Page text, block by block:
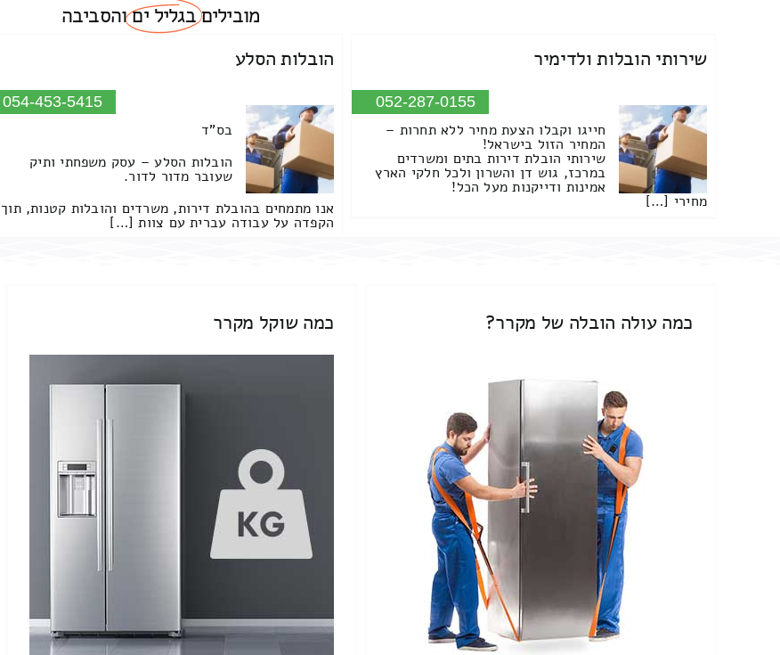
מוביליםבגליל יםוהסביבה
שירותי הובלות ולדימיר
052-287-0155
חייגו וקבלו הצעת מחיר ללא תחרות –
המחיר הזול בישראל!
שירותי הובלת דירות בתים ומשרדים
במרכז, גוש דן והשרון ולכל חלקי הארץ
אמינות ודייקנות מעל הכל!
מחירי […]
הובלות הסלע
054-453-5415
בס"ד
הובלות הסלע – עסק משפחתי ותיק
שעובר מדור לדור.
אנו מתמחים בהובלת דירות, משרדים והובלות קטנות, תוך
הקפדה על עבודה עברית עם צוות […]
כמה עולה הובלה של מקרר? כמה שוקל מקרר